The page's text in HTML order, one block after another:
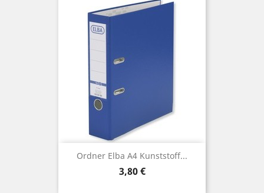
Ordner Elba A4 Kunststoff...
Preis
3,80 €